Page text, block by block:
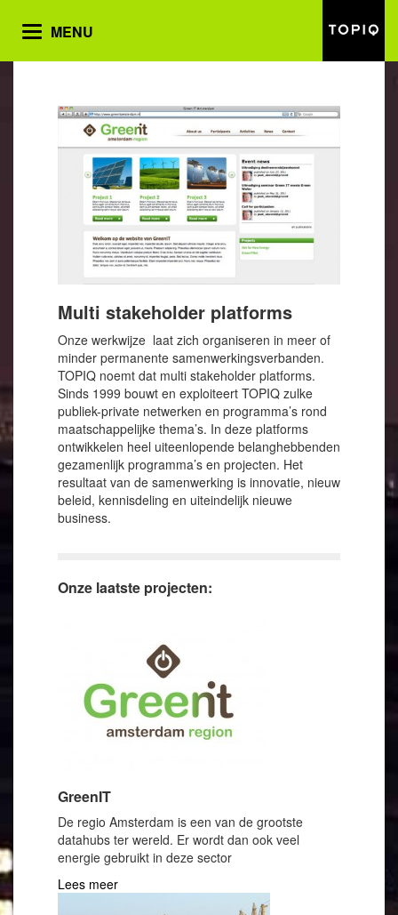
Toggle
MENU
Multi stakeholder platforms
Onze werkwijze laat zich organiseren in meer of
minder permanente samenwerkingsverbanden.
TOPIQ noemt dat multi stakeholder platforms.
Sinds 1999 bouwt en exploiteert TOPIQ zulke
publiek-private netwerken en programma’s rond
maatschappelijke thema’s. In deze platforms
ontwikkelen heel uiteenlopende belanghebbenden
gezamenlijk programma’s en projecten. Het
resultaat van de samenwerking is innovatie, nieuw
beleid, kennisdeling en uiteindelijk nieuwe
business.
Onze laatste projecten:
GreenIT
De regio Amsterdam is een van de grootste
datahubs ter wereld. Er wordt dan ook veel
energie gebruikt in deze sector
Lees meer